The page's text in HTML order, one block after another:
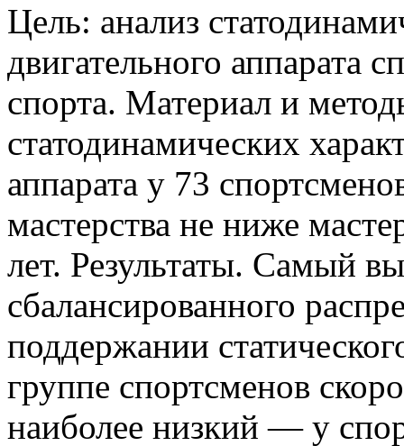
Цель: анализ
двигательного аппарата
спорта. Материал и
статодинамических
аппарата у 73
мастерства не ниже
лет. Результаты. Самый
сбалансированного
поддержании
группе спортсменов
наиболее низкий — у